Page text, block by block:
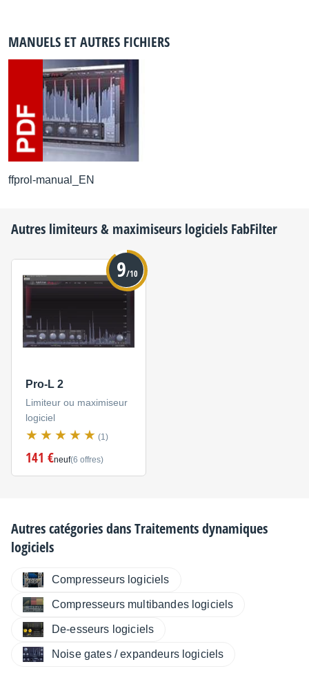
MANUELS ET AUTRES FICHIERS
ffprol-manual_EN
Autres limiteurs & maximiseurs logiciels FabFilter
9/10
Pro-L 2
Limiteur ou maximiseur
logiciel
(1)
141 €neuf(6 offres)
Autres catégories dansTraitements dynamiques
logiciels
Compresseurs logiciels
Compresseurs multibandes logiciels
De-esseurs logiciels
Noise gates / expandeurs logiciels